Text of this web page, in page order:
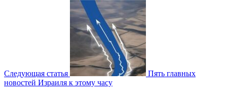
Следующая статья
Пять главных
новостей Израиля к этому часу